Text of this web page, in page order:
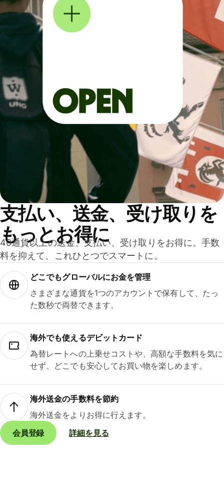
支払い、送金、受け取りを
もっとお得に
40通貨以上の送金、支払い、受け取りをお得に。手数
料を抑えて、これひとつでスマートに。
どこでもグ⁠ロ⁠ー⁠バ⁠ルにお金を管理
さまざまな通貨を1つのアカウントで保有して、たっ
た数秒で両替できます。
海外でも使えるデビットカード
為替レートへの上乗せコストや、高額な手数料を気に
せず、どこでも安心してお買い物を楽しめます。
海外送金の手数料を節約
海外送金をよりお得に行えます。
会員登録
詳細を見る